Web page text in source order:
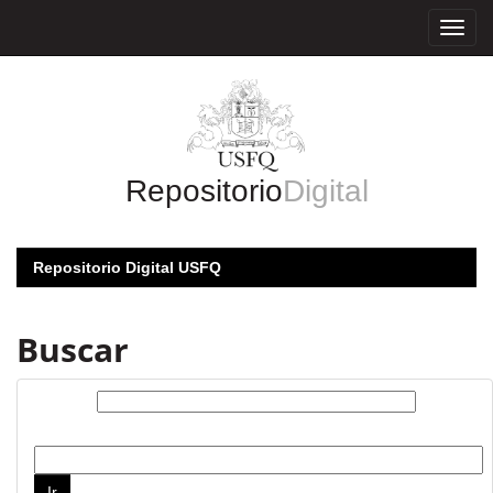
RepositorioDigital
Repositorio Digital USFQ
Buscar